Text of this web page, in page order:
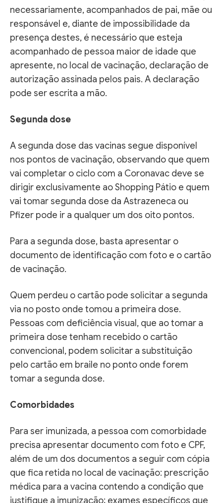
necessariamente, acompanhados de pai, mãe ou
responsável e, diante de impossibilidade da
presença destes, é necessário que esteja
acompanhado de pessoa maior de idade que
apresente, no local de vacinação, declaração de
autorização assinada pelos pais. A declaração
pode ser escrita a mão.
Segunda dose
A segunda dose das vacinas segue disponível
nos pontos de vacinação, observando que quem
vai completar o ciclo com a Coronavac deve se
dirigir exclusivamente ao Shopping Pátio e quem
vai tomar segunda dose da Astrazeneca ou
Pfizer pode ir a qualquer um dos oito pontos.
Para a segunda dose, basta apresentar o
documento de identificação com foto e o cartão
de vacinação.
Quem perdeu o cartão pode solicitar a segunda
via no posto onde tomou a primeira dose.
Pessoas com deficiência visual, que ao tomar a
primeira dose tenham recebido o cartão
convencional, podem solicitar a substituição
pelo cartão em braile no ponto onde forem
tomar a segunda dose.
Comorbidades
Para ser imunizada, a pessoa com comorbidade
precisa apresentar documento com foto e CPF,
além de um dos documentos a seguir com cópia
que fica retida no local de vacinação: prescrição
médica para a vacina contendo a condição que
justifique a imunização; exames específicos que